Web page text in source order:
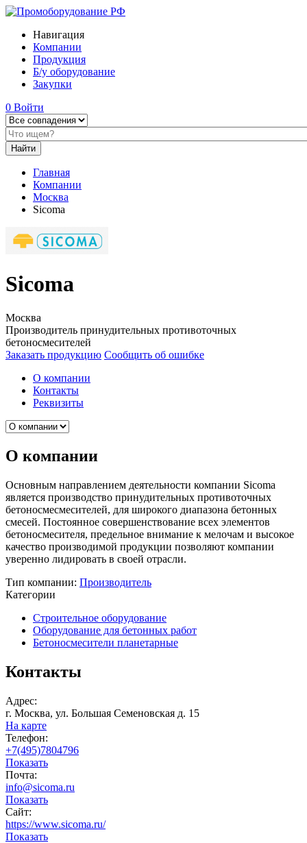
Навигация
Компании
Продукция
Б/у оборудование
Закупки
0 Войти
Главная
Компании
Москва
Sicoma
Sicoma
Москва
Производитель принудительных противоточных
бетоносмесителей
Заказать продукцию Сообщить об ошибке
О компании
Контакты
Реквизиты
О компании
Основным направлением деятельности компании Sicoma
является производство принудительных противоточных
бетоносмесмесителей, для широкого диапазона бетонных
смесей. Постоянное совершенствование всех элементов
бетоносмесителя, предельное внимание к мелочам и высокое
качество производимой продукции позволяют компании
уверенно лидировать в своей отрасли.
Тип компании: Производитель
Категории
Строительное оборудование
Оборудование для бетонных работ
Бетоносмесители планетарные
Контакты
Адрес:
г. Москва, ул. Большая Семеновская д. 15
На карте
Телефон:
+7(495)7804796
Показать
Почта:
info@sicoma.ru
Показать
Сайт:
https://www.sicoma.ru/
Показать